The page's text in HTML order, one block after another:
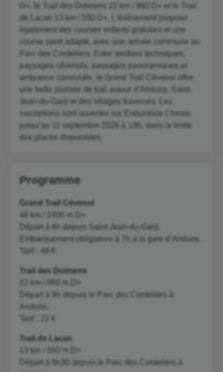
D+, le Trail des Dolmens 22 km / 960 D+ et le Trail
de Lacan 13 km / 550 D+. L’événement propose
également des courses enfants gratuites et une
course sport adapté, avec une arrivée commune au
Parc des Cordeliers. Entre sentiers techniques,
paysages cévenols, passages panoramiques et
ambiance conviviale, le Grand Trail Cévenol offre
une belle journée de trail autour d’Anduze, Saint-
Jean-du-Gard et des villages traversés. Les
inscriptions sont ouvertes sur Endurance Chrono
jusqu’au 11 septembre 2026 à 18h, dans la limite
des places disponibles.
Programme
Grand Trail Cévenol
48 km / 2400 m D+
Départ à 8h depuis Saint-Jean-du-Gard.
Embarquement obligatoire à 7h à la gare d’Anduze.
Tarif : 48 €
Trail des Dolmens
22 km / 960 m D+
Départ à 9h depuis le Parc des Cordeliers à
Anduze.
Tarif : 22 €
Trail de Lacan
13 km / 550 m D+
Départ à 9h30 depuis le Parc des Cordeliers à